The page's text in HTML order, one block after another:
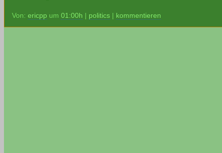
Von: ericpp um 01:00h politics kommentieren